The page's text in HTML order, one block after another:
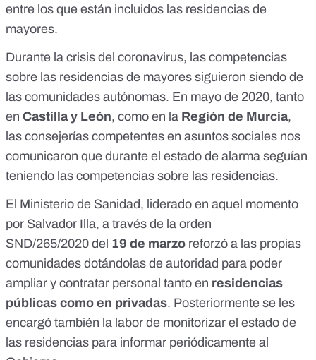
entre los que están incluidos las residencias de
mayores.
Durante la crisis del coronavirus, las competencias
sobre las residencias de mayores siguieron siendo de
las comunidades autónomas. En mayo de 2020, tanto
en Castilla y León, como en la Región de Murcia,
las consejerías competentes en asuntos sociales nos
comunicaron que durante el estado de alarma seguían
teniendo las competencias sobre las residencias.
El Ministerio de Sanidad, liderado en aquel momento
por Salvador Illa, a través de la orden
SND/265/2020 del 19 de marzo reforzó a las propias
comunidades dotándolas de autoridad para poder
ampliar y contratar personal tanto en residencias
públicas como en privadas. Posteriormente se les
encargó también la labor de monitorizar el estado de
las residencias para informar periódicamente al